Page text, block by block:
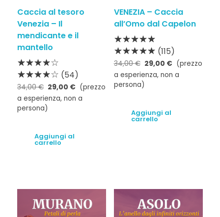
Caccia al tesoro
Venezia – Il
mendicante e il
mantello
(54)
34,00€ 29,00 € (prezzo
a esperienza, non a
persona)
Aggiungi al
carrello
VENEZIA – Caccia
all’Omo dal Capelon
(115)
34,00€ 29,00 € (prezzo
a esperienza, non a
persona)
Aggiungi al
carrello